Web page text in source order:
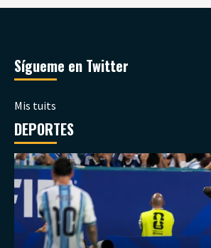
Sígueme en Twitter
Mis tuits
DEPORTES